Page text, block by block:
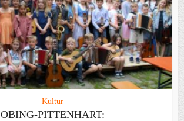
Kultur
OBING-PITTENHART: